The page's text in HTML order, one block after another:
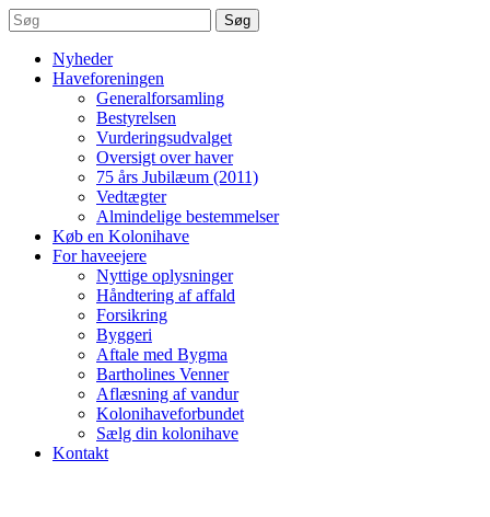
Søg
Nyheder
Haveforeningen
Generalforsamling
Bestyrelsen
Vurderingsudvalget
Oversigt over haver
75 års Jubilæum (2011)
Vedtægter
Almindelige bestemmelser
Køb en Kolonihave
For haveejere
Nyttige oplysninger
Håndtering af affald
Forsikring
Byggeri
Aftale med Bygma
Bartholines Venner
Aflæsning af vandur
Kolonihaveforbundet
Sælg din kolonihave
Kontakt